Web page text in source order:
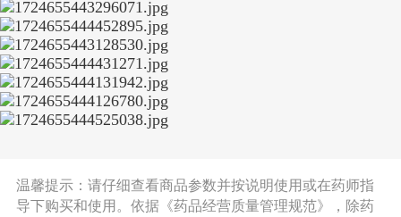
温馨提示：请仔细查看商品参数并按说明使用或在药师指
导下购买和使用。依据《药品经营质量管理规范》，除药